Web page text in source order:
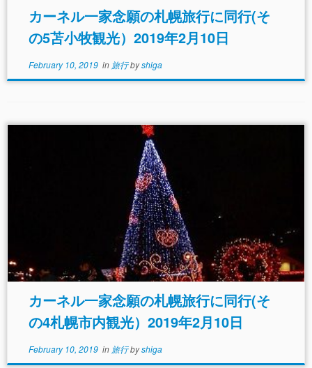
カーネル一家念願の札幌旅行に同行(そ
の5苫小牧観光）2019年2月10日
February 10, 2019in 旅行byshiga
カーネル一家念願の札幌旅行に同行(そ
の4札幌市内観光）2019年2月10日
February 10, 2019in 旅行byshiga